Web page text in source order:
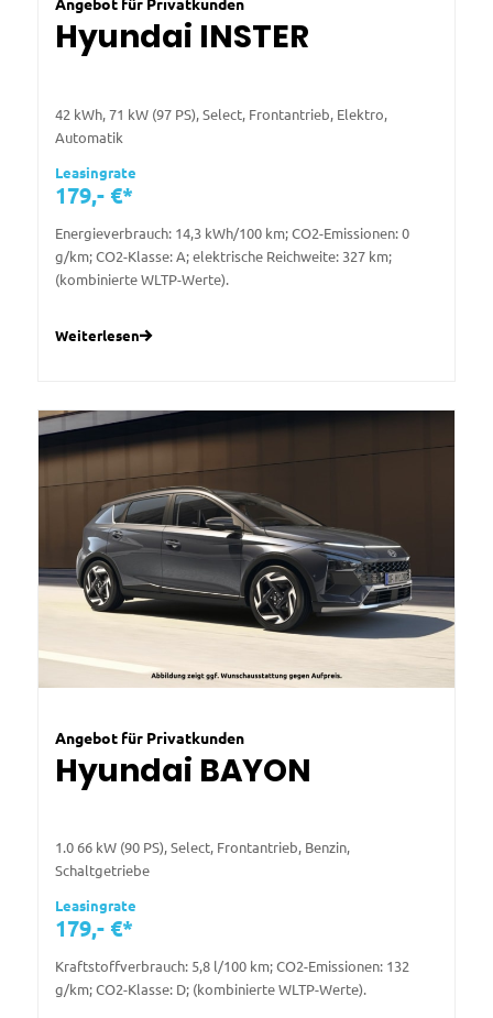
Hyundai INSTER
42 kWh, 71 kW (97 PS), Select, Frontantrieb, Elektro,
Automatik
Leasingrate
179,- €*
Energieverbrauch: 14,3 kWh/100 km; CO2-Emissionen: 0
g/km; CO2-Klasse: A; elektrische Reichweite: 327 km;
(kombinierte WLTP-Werte).
Weiterlesen
Angebot für Privatkunden
Hyundai BAYON
1.0 66 kW (90 PS), Select, Frontantrieb, Benzin,
Schaltgetriebe
Leasingrate
179,- €*
Kraftstoffverbrauch: 5,8 l/100 km; CO2-Emissionen: 132
g/km; CO2-Klasse: D; (kombinierte WLTP-Werte).